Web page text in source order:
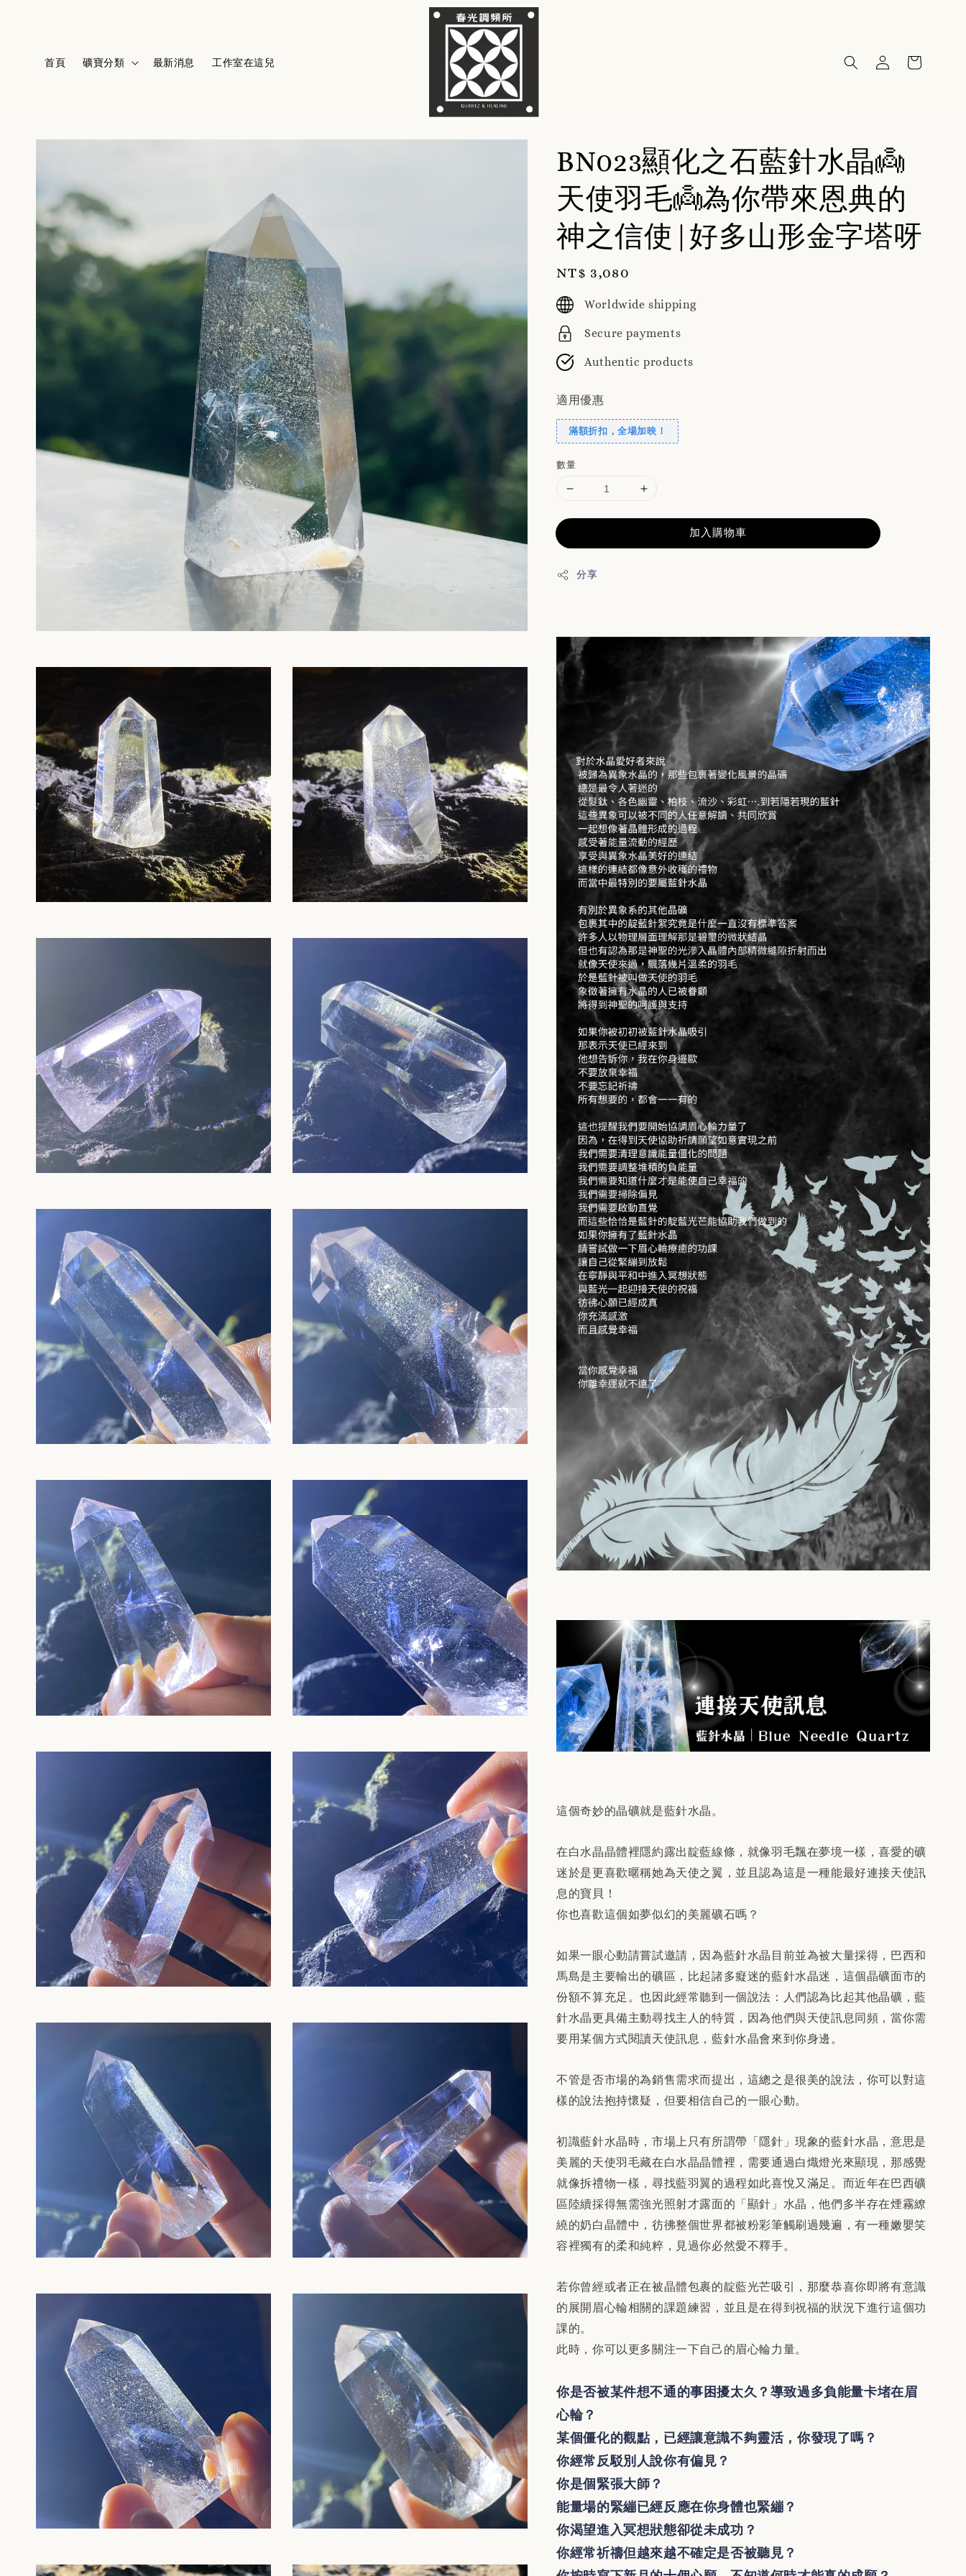
首頁 礦寶分類 最新消息 工作室在這兒
BN023顯化之石藍針水晶👼
天使羽毛👼為你帶來恩典的
神之信使|好多山形金字塔呀
Regular
price
NT$ 3,080
Worldwide shipping
Secure payments
Authentic products
適用優惠
滿額折扣，全場加映！
數量
加入購物車
分享
這個奇妙的晶礦就是藍針水晶。
在白水晶晶體裡隱約露出靛藍線條，就像羽毛飄在夢境一樣，喜愛的礦
迷於是更喜歡暱稱她為天使之翼，並且認為這是一種能最好連接天使訊
息的寶貝！
你也喜歡這個如夢似幻的美麗礦石嗎？
如果一眼心動請嘗試邀請，因為藍針水晶目前並為被大量採得，巴西和
馬島是主要輸出的礦區，比起諸多癡迷的藍針水晶迷，這個晶礦面市的
份額不算充足。也因此經常聽到一個說法：人們認為比起其他晶礦，藍
針水晶更具備主動尋找主人的特質，因為他們與天使訊息同頻，當你需
要用某個方式閱讀天使訊息，藍針水晶會來到你身邊。
不管是否市場的為銷售需求而提出，這總之是很美的說法，你可以對這
樣的說法抱持懷疑，但要相信自己的一眼心動。
初識藍針水晶時，市場上只有所謂帶「隱針」現象的藍針水晶，意思是
美麗的天使羽毛藏在白水晶晶體裡，需要通過白熾燈光來顯現，那感覺
就像拆禮物一樣，尋找藍羽翼的過程如此喜悅又滿足。而近年在巴西礦
區陸續採得無需強光照射才露面的「顯針」水晶，他們多半存在煙霧繚
繞的奶白晶體中，彷彿整個世界都被粉彩筆觸刷過幾遍，有一種嫩嬰笑
容裡獨有的柔和純粹，見過你必然愛不釋手。
若你曾經或者正在被晶體包裹的靛藍光芒吸引，那麼恭喜你即將有意識
的展開眉心輪相關的課題練習，並且是在得到祝福的狀況下進行這個功
課的。
此時，你可以更多關注一下自己的眉心輪力量。
你是否被某件想不通的事困擾太久？導致過多負能量卡堵在眉
心輪？
某個僵化的觀點，已經讓意識不夠靈活，你發現了嗎？
你經常反駁別人說你有偏見？
你是個緊張大師？
能量場的緊繃已經反應在你身體也緊繃？
你渴望進入冥想狀態卻從未成功？
你經常祈禱但越來越不確定是否被聽見？